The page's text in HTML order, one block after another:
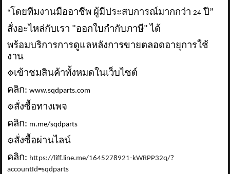
“ โดยทีมงานมืออาชีพ ผู้มีประสบการณ์มากกว่า24 ปี”
สั่งอะไหล่กับเรา "ออกใบกำกับภาษี" ได้
พร้อมบริการการดูแลหลังการขายตลอดอายุการใช้
งาน
⚙️เข้าชมสินค้าทั้งหมดในเว็บไซต์
คลิก:www.sqdparts.com
⚙️สั่งซื้อทางเพจ
คลิก: m.me/sqdparts
⚙️สั่งซื้อผ่านไลน์
คลิก: https://liff.line.me/1645278921-kWRPP32q/?
accountId=sqdparts